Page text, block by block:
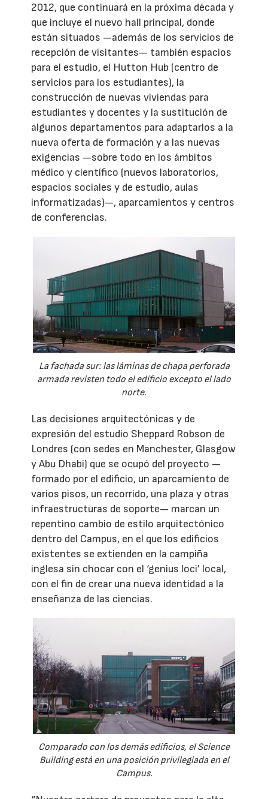
2012, que continuará en la próxima década y
que incluye el nuevo hall principal, donde
están situados —además de los servicios de
recepción de visitantes— también espacios
para el estudio, el Hutton Hub (centro de
servicios para los estudiantes), la
construcción de nuevas viviendas para
estudiantes y docentes y la sustitución de
algunos departamentos para adaptarlos a la
nueva oferta de formación y a las nuevas
exigencias —sobre todo en los ámbitos
médico y científico (nuevos laboratorios,
espacios sociales y de estudio, aulas
informatizadas)—, aparcamientos y centros
de conferencias.
La fachada sur: las láminas de chapa perforada
armada revisten todo el edificio excepto el lado
norte.
Las decisiones arquitectónicas y de
expresión del estudio Sheppard Robson de
Londres (con sedes en Manchester, Glasgow
y Abu Dhabi) que se ocupó del proyecto —
formado por el edificio, un aparcamiento de
varios pisos, un recorrido, una plaza y otras
infraestructuras de soporte— marcan un
repentino cambio de estilo arquitectónico
dentro del Campus, en el que los edificios
existentes se extienden en la campiña
inglesa sin chocar con el ‘genius loci’ local,
con el fin de crear una nueva identidad a la
enseñanza de las ciencias.
Comparado con los demás edificios, el Science
Building está en una posición privilegiada en el
Campus.